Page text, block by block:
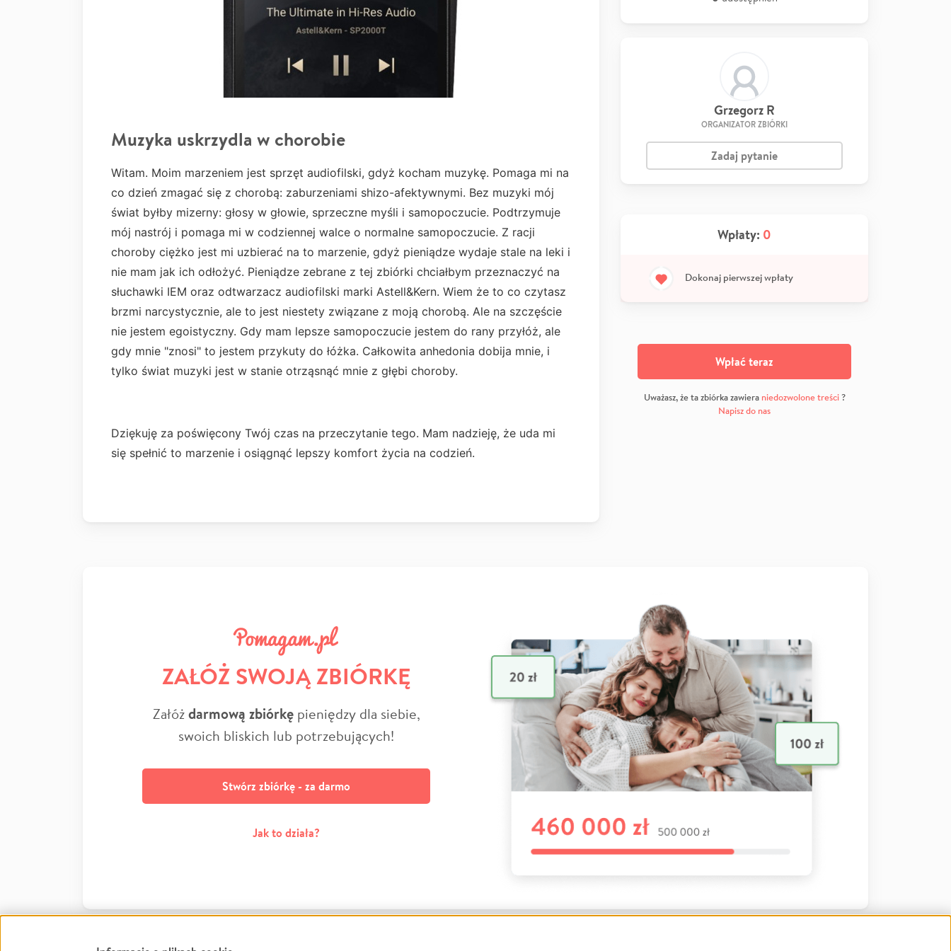
Muzyka uskrzydla w chorobie
Witam. Moim marzeniem jest sprzęt audiofilski, gdyż kocham muzykę. Pomaga mi na
co dzień zmagać się z chorobą: zaburzeniami shizo-afektywnymi. Bez muzyki mój
świat byłby mizerny: głosy w głowie, sprzeczne myśli i samopoczucie. Podtrzymuje
mój nastrój i pomaga mi w codziennej walce o normalne samopoczucie. Z racji
choroby ciężko jest mi uzbierać na to marzenie, gdyż pieniądze wydaje stale na leki i
nie mam jak ich odłożyć. Pieniądze zebrane z tej zbiórki chciałbym przeznaczyć na
słuchawki IEM oraz odtwarzacz audiofilski marki Astell&Kern. Wiem że to co czytasz
brzmi narcystycznie, ale to jest niestety związane z moją chorobą. Ale na szczęście
nie jestem egoistyczny. Gdy mam lepsze samopoczucie jestem do rany przyłóż, ale
gdy mnie "znosi" to jestem przykuty do łóżka. Całkowita anhedonia dobija mnie, i
tylko świat muzyki jest w stanie otrząsnąć mnie z głębi choroby.
Dziękuję za poświęcony Twój czas na przeczytanie tego. Mam nadzieję, że uda mi
się spełnić to marzenie i osiągnąć lepszy komfort życia na codzień.
Grzegorz R
ORGANIZATOR ZBIÓRKI
Zadaj pytanie
Wpłaty: 0
Dokonaj pierwszej wpłaty
Wpłać teraz
Uważasz, że ta zbiórka zawiera niedozwolone treści?
Napisz do nas
ZAŁÓŻ SWOJĄ ZBIÓRKĘ
Załóżdarmową zbiórkępieniędzy dla siebie,
swoich bliskich lub potrzebujących!
Stwórz zbiórkę - za darmo
Jak to działa?